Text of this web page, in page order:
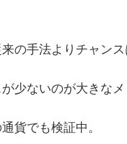
の手法よりチャン
少ないのが大きなメ
貨でも検証中。